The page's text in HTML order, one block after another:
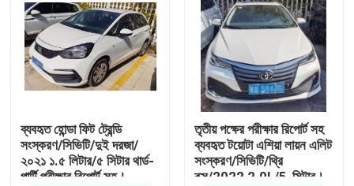
বাড়ি
ব্যবহৃত হোন্ডা ফিট ট্রেন্ডি
সংস্করণ/সিভিটি/দুই দরজা/
২০২১ ১.৫ লিটার/৫ সিটার থার্ড-
পার্টি পরীক্ষার রিপোর্ট সহ।
তৃতীয় পক্ষের পরীক্ষার রিপোর্ট সহ
ব্যবহৃত টয়োটা এশিয়া লায়ন এলিট
সংস্করণ/সিভিটি/থ্রি
বক্স/2022 2.0L/5-সিটার।